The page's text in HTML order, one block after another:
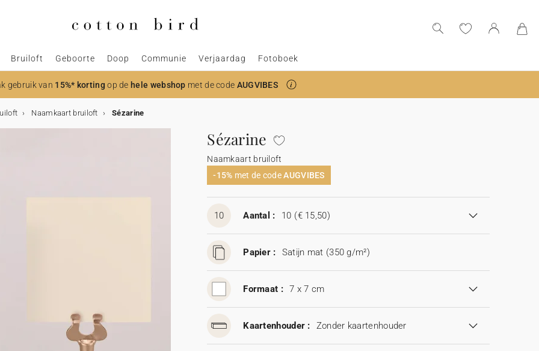
Bruiloft Geboorte Doop Communie Verjaardag Fotoboek
gebruik van 15%* kortingop dehele webshop met de code AUGVIBES
Naamkaart bruiloft Sézarine
Sézarine
Naamkaart bruiloft
-15% met de codeAUGVIBES
10 Aantal : 10 (€ 15,50)
Papier : Satijn mat (350 g/m²)
Formaat : 7 x 7 cm
Kaartenhouder : Zonder kaartenhouder